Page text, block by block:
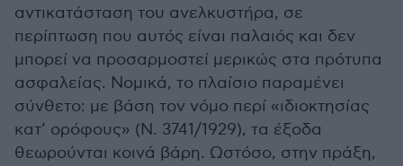
αντικατάσταση του ανελκυστήρα, σε
περίπτωση που αυτός είναι παλαιός και δεν
μπορεί να προσαρμοστεί μερικώς στα πρότυπα
ασφαλείας. Νομικά, το πλαίσιο παραμένει
σύνθετο: με βάση τον νόμο περί «ιδιοκτησίας
κατ’ ορόφους» (Ν. 3741/1929), τα έξοδα
θεωρούνται κοινά βάρη. Ωστόσο, στην πράξη,